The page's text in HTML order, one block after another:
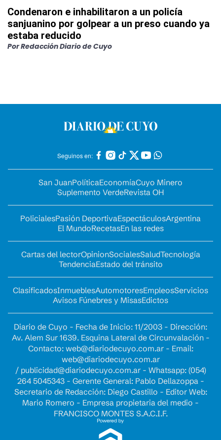
Condenaron e inhabilitaron a un policía
sanjuanino por golpear a un preso cuando ya
estaba reducido
PorRedacción Diario de Cuyo
Seguinos en:
San JuanPolíticaEconomíaCuyo Minero
Suplemento VerdeRevista OH
PolicialesPasión DeportivaEspectáculosArgentina
El MundoRecetasEn las redes
Cartas del lectorOpinionSocialesSaludTecnología
TendenciaEstado del tránsito
ClasificadosInmueblesAutomotoresEmpleosServicios
Avisos Fúnebres y MisasEdictos
Diario de Cuyo - Fecha de Inicio: 11/2003 - Dirección:
Av. Alem Sur 1639. Esquina Lateral de Circunvalación -
Contacto: web@diariodecuyo.com.ar- Email:
web@diariodecuyo.com.ar
/ publicidad@diariodecuyo.com.ar- Whatsapp: (054)
264 5045343 - Gerente General: Pablo Dellazoppa -
Secretario de Redacción: Diego Castillo - Editor Web:
Mario Romero - Empresa propietaria del medio -
FRANCISCO MONTES S.A.C.I.F.